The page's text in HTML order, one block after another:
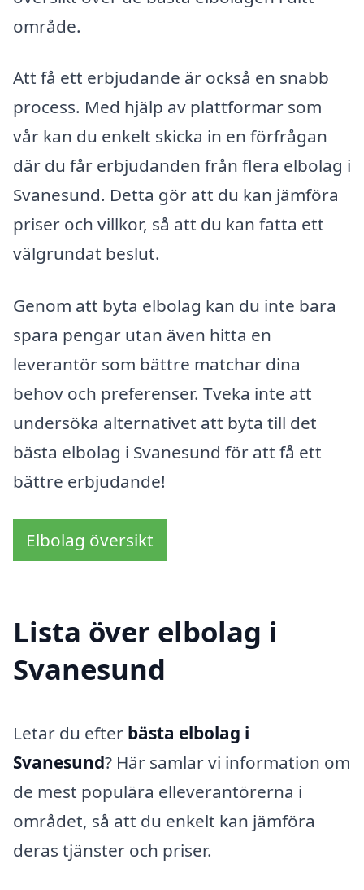
område.
Att få ett erbjudande är också en snabb
process. Med hjälp av plattformar som
vår kan du enkelt skicka in en förfrågan
där du får erbjudanden från flera elbolag i
Svanesund. Detta gör att du kan jämföra
priser och villkor, så att du kan fatta ett
välgrundat beslut.
Genom att byta elbolag kan du inte bara
spara pengar utan även hitta en
leverantör som bättre matchar dina
behov och preferenser. Tveka inte att
undersöka alternativet att byta till det
bästa elbolag i Svanesund för att få ett
bättre erbjudande!
Elbolag översikt
Lista över elbolag i
Svanesund
Letar du efter bästa elbolag i
Svanesund? Här samlar vi information om
de mest populära elleverantörerna i
området, så att du enkelt kan jämföra
deras tjänster och priser.